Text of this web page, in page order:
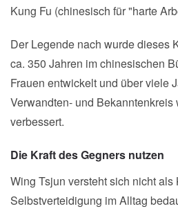
Kung Fu (chinesisch für "harte
Der Legende nach wurde dieses
ca. 350 Jahren im chinesischen
Frauen entwickelt und über viele
Verwandten- und Bekanntenkreis
verbessert.
Die Kraft des Gegners nutzen
Wing Tsjun versteht sich nicht als
Selbstverteidigung im Alltag